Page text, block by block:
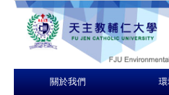
關於我們 環